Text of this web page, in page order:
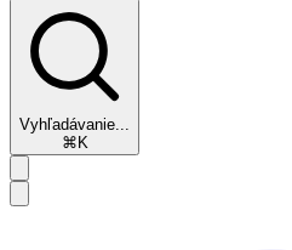
Vyhľadávanie...
⌘K